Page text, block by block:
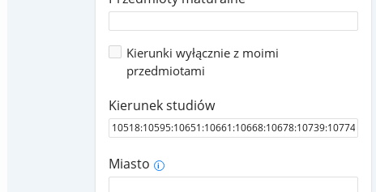
Kierunki wyłącznie z moimi
przedmiotami
Kierunek studiów
Miasto i